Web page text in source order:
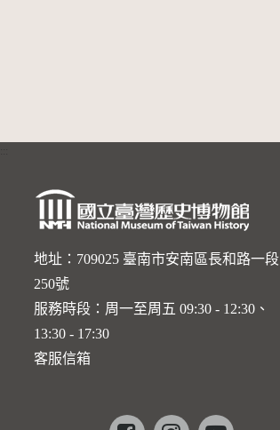
地址：709025 臺南市安南區長和路一段
250號
服務時段：周一至周五 09:30 - 12:30、
13:30 - 17:30
客服信箱
Facebookinstagramyoutube